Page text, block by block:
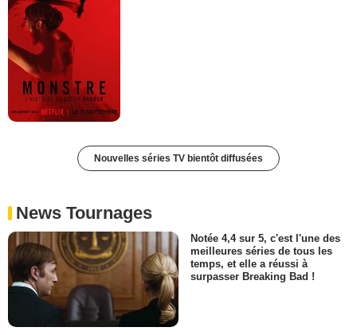
Nouvelles séries TV bientôt diffusées
News Tournages
Notée 4,4 sur 5, c'est l'une des
meilleures séries de tous les
temps, et elle a réussi à
surpasser Breaking Bad !